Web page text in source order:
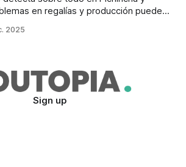
en regalías y producción pueden
2025
Sign up